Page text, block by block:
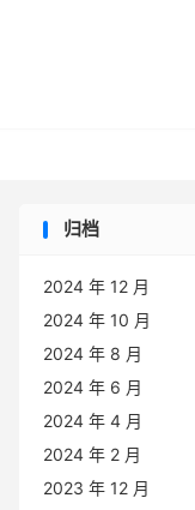
归档
2024 年 12 月
2024 年 10 月
2024 年 8 月
2024 年 6 月
2024 年 4 月
2024 年 2 月
2023 年 12 月